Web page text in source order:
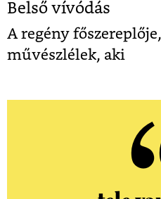
Belső vívódás
A regény
művészlélek, aki